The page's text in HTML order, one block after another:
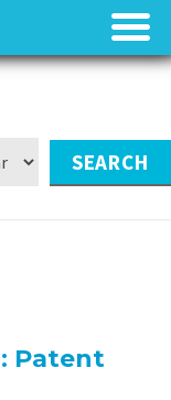
Patent